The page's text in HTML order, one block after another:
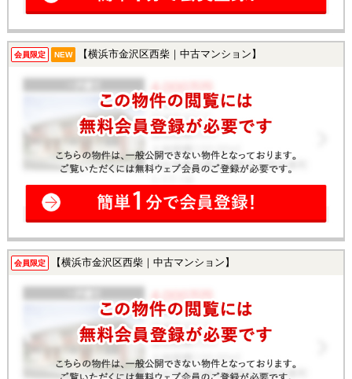
会員限定 NEW 【横浜市金沢区西柴｜中古マンション】
会員限定 【横浜市金沢区西柴｜中古マンション】